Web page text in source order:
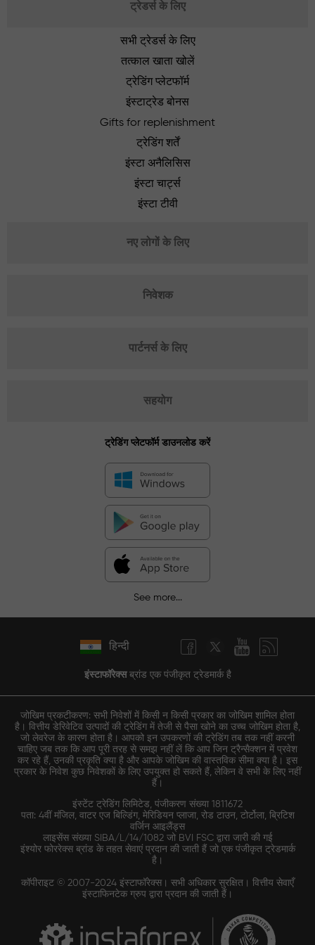
ट्रेडर्स के लिए
सभी ट्रेडर्स के लिए
तत्काल खाता खोलें
ट्रेडिंग प्लेटफॉर्म
इंस्टाट्रेड बोनस
Gifts for replenishment
ट्रेडिंग शर्तें
इंस्टा अनैलिसिस
इंस्टा चार्ट्स
इंस्टा टीवी
नए लोगों के लिए
निवेशक
पार्टनर्स के लिए
सहयोग
ट्रेडिंग प्लेटफॉर्म डाउनलोड करें
See more...
हिन्दी
इंस्टाफॉरेक्सब्रांड एक पंजीकृत ट्रेडमार्क है
जोखिम प्रकटीकरण: सभी निवेशों में किसी न किसी प्रकार का जोखिम शामिल होता
है। वित्तीय डेरिवेटिव उत्पादों की ट्रेडिंग में तेजी से पैसा खोने का उच्च जोखिम होता है,
जो लेवरेज के कारण होता है। आपको इन उपकरणों की ट्रेडिंग तब तक नहीं करनी
चाहिए जब तक कि आप पूरी तरह से समझ नहीं लें कि आप जिन ट्रैन्सैक्शन में प्रवेश
कर रहे हैं, उनकी प्रकृति क्या है और आपके जोखिम की वास्तविक सीमा क्या है। इस
प्रकार के निवेश कुछ निवेशकों के लिए उपयुक्त हो सकते हैं, लेकिन वे सभी के लिए नहीं
हैं।
इंस्टेंट ट्रेडिंग लिमिटेड, पंजीकरण संख्या 1811672
पता: 4वीं मंजिल, वाटर एज बिल्डिंग, मेरिडियन प्लाजा, रोड टाउन, टोर्टोला, ब्रिटिश
वर्जिन आइलैंड्स
लाइसेंस संख्या SIBA/L/14/1082 जो BVI FSC द्वारा जारी की गई
इंश्योर फोररेक्स ब्रांड के तहत सेवाएं प्रदान की जाती हैं जो एक पंजीकृत ट्रेडमार्क
है।
कॉपीराइट © 2007-2024 इंस्टाफॉरेक्स। सभी अधिकार सुरक्षित। वित्तीय सेवाएँ
इंस्टाफिनटेक ग्रुप द्वारा प्रदान की जाती हैं।